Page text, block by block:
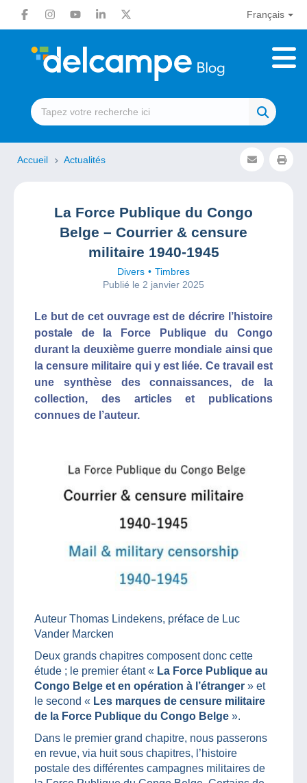
Français
Accueil Actualités
La Force Publique du Congo
Belge – Courrier & censure
militaire 1940-1945
Divers
Timbres
Publié le 2 janvier 2025
Le but de cet ouvrage est de décrire l’histoire
postale de la Force Publique du Congo
durant la deuxième guerre mondiale ainsi que
la censure militaire qui y est liée. Ce travail est
une synthèse des connaissances, de la
collection, des articles et publications
connues de l’auteur.
Auteur Thomas Lindekens, préface de Luc
Vander Marcken
Deux grands chapitres composent donc cette
étude ; le premier étant « La Force Publique au
Congo Belge et en opération à l’étranger » et
le second « Les marques de censure militaire
de la Force Publique du Congo Belge ».
Dans le premier grand chapitre, nous passerons
en revue, via huit sous chapitres, l’histoire
postale des différentes campagnes militaires de